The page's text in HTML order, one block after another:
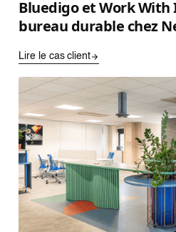
Bluedigo et Work
bureau durable chez
Lire le cas client